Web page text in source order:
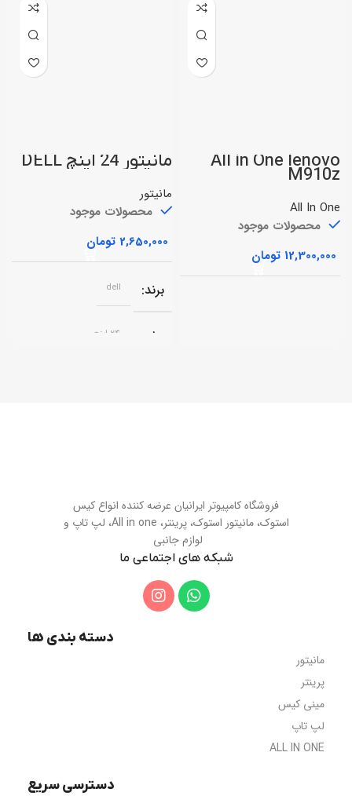
All in One lenovo
M910z
All In One
محصولات موجود
تومان
مانیتور 24 اینچ DELL
مانیتور
محصولات موجود
تومان
برند dell
سایز 24 اینچ
فروشگاه کامپیوتر ایرانیان عرضه کننده انواع کیس
استوک، مانیتور استوک، پرینتر، All in one، لپ تاپ و
لوازم جانبی
شبکه های اجتماعی ما
دسته بندی ها
مانیتور
پرینتر
مینی کیس
لپ تاپ
ALL IN ONE
دسترسی سریع